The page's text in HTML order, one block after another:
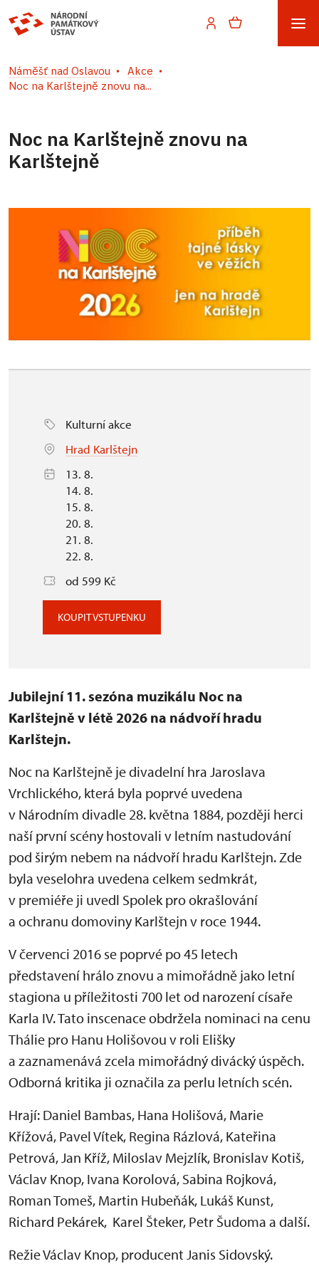
Náměšť nad Oslavou
Akce
Noc na Karlštejně znovu na...
Noc na Karlštejně znovu na
Karlštejně
Kulturní akce
Hrad Karlštejn
13. 8.
14. 8.
15. 8.
20. 8.
21. 8.
22. 8.
od 599 Kč
KOUPIT VSTUPENKU
Jubilejní 11. sezóna muzikálu Noc na
Karlštejně v létě 2026 na nádvoří hradu
Karlštejn.
Noc na Karlštejně je divadelní hra Jaroslava
Vrchlického, která byla poprvé uvedena
v Národním divadle 28. května 1884, později herci
naší první scény hostovali v letním nastudování
pod širým nebem na nádvoří hradu Karlštejn. Zde
byla veselohra uvedena celkem sedmkrát,
v premiéře ji uvedl Spolek pro okrašlování
a ochranu domoviny Karlštejn v roce 1944.
V červenci 2016 se poprvé po 45 letech
představení hrálo znovu a mimořádně jako letní
stagiona u příležitosti 700 let od narození císaře
Karla IV. Tato inscenace obdržela nominaci na cenu
Thálie pro Hanu Holišovou v roli Elišky
a zaznamenává zcela mimořádný divácký úspěch.
Odborná kritika ji označila za perlu letních scén.
Hrají: Daniel Bambas, Hana Holišová, Marie
Křížová, Pavel Vítek, Regina Rázlová, Kateřina
Petrová, Jan Kříž, Miloslav Mejzlík, Bronislav Kotiš,
Václav Knop, Ivana Korolová, Sabina Rojková,
Roman Tomeš, Martin Hubeňák, Lukáš Kunst,
Richard Pekárek, Karel Šteker, Petr Šudoma a další.
Režie Václav Knop, producent Janis Sidovský.